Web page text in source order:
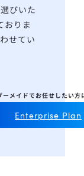
びいた
おりま
せてい
ーメイドでお任せしたい方
Enterprise Plan